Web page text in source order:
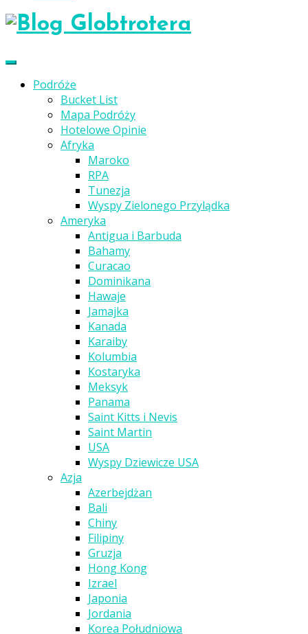
Podróże
Bucket List
Mapa Podróży
Hotelowe Opinie
Afryka
Maroko
RPA
Tunezja
Wyspy Zielonego Przylądka
Ameryka
Antigua i Barbuda
Bahamy
Curacao
Dominikana
Hawaje
Jamajka
Kanada
Karaiby
Kolumbia
Kostaryka
Meksyk
Panama
Saint Kitts i Nevis
Saint Martin
USA
Wyspy Dziewicze USA
Azja
Azerbejdżan
Bali
Chiny
Filipiny
Gruzja
Hong Kong
Izrael
Japonia
Jordania
Korea Południowa